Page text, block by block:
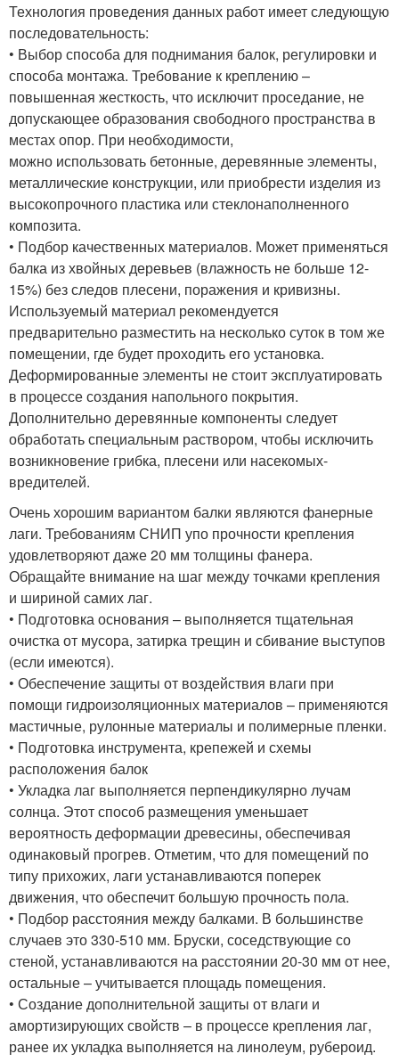
Технология проведения данных работ имеет следующую
последовательность:
• Выбор способа для поднимания балок, регулировки и
способа монтажа. Требование к креплению –
повышенная жесткость, что исключит проседание, не
допускающее образования свободного пространства в
местах опор. При необходимости,
можно использовать бетонные, деревянные элементы,
металлические конструкции, или приобрести изделия из
высокопрочного пластика или стеклонаполненного
композита.
• Подбор качественных материалов. Может применяться
балка из хвойных деревьев (влажность не больше 12-
15%) без следов плесени, поражения и кривизны.
Используемый материал рекомендуется
предварительно разместить на несколько суток в том же
помещении, где будет проходить его установка.
Деформированные элементы не стоит эксплуатировать
в процессе создания напольного покрытия.
Дополнительно деревянные компоненты следует
обработать специальным раствором, чтобы исключить
возникновение грибка, плесени или насекомых-
вредителей.
Очень хорошим вариантом балки являются фанерные
лаги. Требованиям СНИП упо прочности крепления
удовлетворяют даже 20 мм толщины фанера.
Обращайте внимание на шаг между точками крепления
и шириной самих лаг.
• Подготовка основания – выполняется тщательная
очистка от мусора, затирка трещин и сбивание выступов
(если имеются).
• Обеспечение защиты от воздействия влаги при
помощи гидроизоляционных материалов – применяются
мастичные, рулонные материалы и полимерные пленки.
• Подготовка инструмента, крепежей и схемы
расположения балок
• Укладка лаг выполняется перпендикулярно лучам
солнца. Этот способ размещения уменьшает
вероятность деформации древесины, обеспечивая
одинаковый прогрев. Отметим, что для помещений по
типу прихожих, лаги устанавливаются поперек
движения, что обеспечит большую прочность пола.
• Подбор расстояния между балками. В большинстве
случаев это 330-510 мм. Бруски, соседствующие со
стеной, устанавливаются на расстоянии 20-30 мм от нее,
остальные – учитывается площадь помещения.
• Создание дополнительной защиты от влаги и
амортизирующих свойств – в процессе крепления лаг,
ранее их укладка выполняется на линолеум, рубероид.